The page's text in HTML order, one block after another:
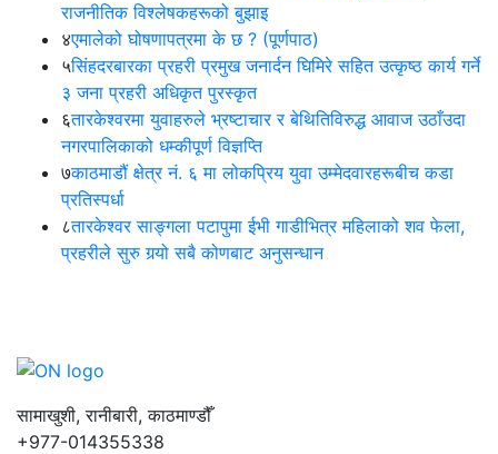
राजनीतिक विश्लेषकहरूको बुझाइ
४एमालेको घोषणापत्रमा के छ ? (पूर्णपाठ)
५सिंहदरबारका प्रहरी प्रमुख जनार्दन घिमिरे सहित उत्कृष्ठ कार्य गर्ने
३ जना प्रहरी अधिकृत पुरस्कृत
६तारकेश्वरमा युवाहरुले भ्रष्टाचार र बेथितिविरुद्ध आवाज उठाँउदा
नगरपालिकाको धम्कीपूर्ण विज्ञप्ति
७काठमाडौं क्षेत्र नं. ६ मा लोकप्रिय युवा उम्मेदवारहरूबीच कडा
प्रतिस्पर्धा
८तारकेश्वर साङ्गला पटापुमा ईभी गाडीभित्र महिलाको शव फेला,
प्रहरीले सुरु गर्‍यो सबै कोणबाट अनुसन्धान
सामाखुशी, रानीबारी, काठमाण्डौँ
+977-014355338